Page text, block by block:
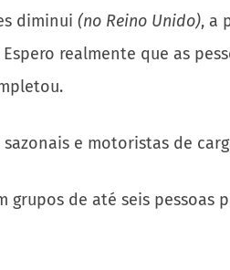
diminui (no Reino Unido), a
realmente que as
e motoristas de
de até seis pessoas